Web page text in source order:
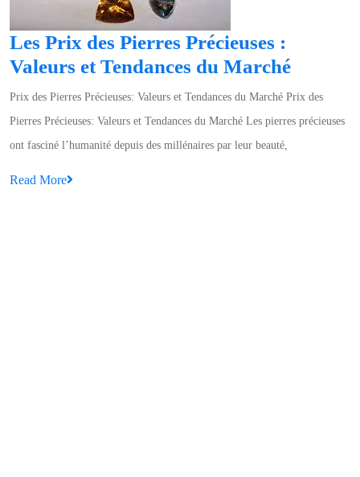
Les Prix des Pierres Précieuses :
Valeurs et Tendances du MarchéLes
Prix
des
Prix des Pierres Précieuses: Valeurs et Tendances du Marché Prix des
Pierres Précieuses: Valeurs et Tendances du Marché Les pierres précieuses
ont fasciné l’humanité depuis des millénaires par leur beauté,
Read More